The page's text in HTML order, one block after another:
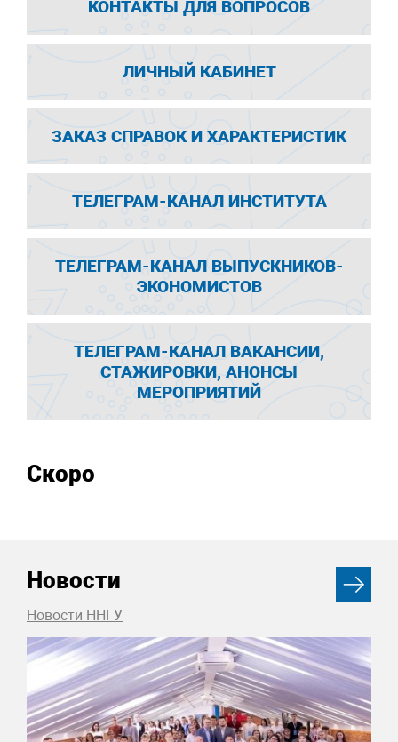
КОНТАКТЫ ДЛЯ ВОПРОСОВ
ЛИЧНЫЙ КАБИНЕТ
ЗАКАЗ СПРАВОК И ХАРАКТЕРИСТИК
ТЕЛЕГРАМ-КАНАЛ ИНСТИТУТА
ТЕЛЕГРАМ-КАНАЛ ВЫПУСКНИКОВ-
ЭКОНОМИСТОВ
ТЕЛЕГРАМ-КАНАЛ ВАКАНСИИ,
СТАЖИРОВКИ, АНОНСЫ
МЕРОПРИЯТИЙ
Скоро
Новости
Новости ННГУ